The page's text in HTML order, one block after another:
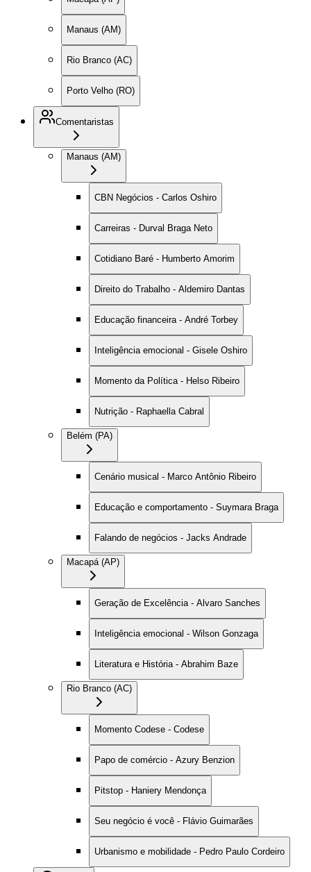
Manaus (AM)
Rio Branco (AC)
Porto Velho (RO)
Comentaristas
Manaus (AM)
CBN Negócios - Carlos Oshiro
Carreiras - Durval Braga Neto
Cotidiano Baré - Humberto Amorim
Direito do Trabalho - Aldemiro Dantas
Educação financeira - André Torbey
Inteligência emocional - Gisele Oshiro
Momento da Política - Helso Ribeiro
Nutrição - Raphaella Cabral
Belém (PA)
Cenário musical - Marco Antônio Ribeiro
Educação e comportamento - Suymara Braga
Falando de negócios - Jacks Andrade
Macapá (AP)
Geração de Excelência - Alvaro Sanches
Inteligência emocional - Wilson Gonzaga
Literatura e História - Abrahim Baze
Rio Branco (AC)
Momento Codese - Codese
Papo de comércio - Azury Benzion
Pitstop - Haniery Mendonça
Seu negócio é você - Flávio Guimarães
Urbanismo e mobilidade - Pedro Paulo Cordeiro